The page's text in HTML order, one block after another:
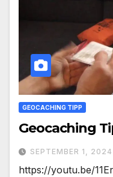
GEOCACHING TIPP
Geocaching
SEPTEMBER 1, 2024
https://youtu.be/